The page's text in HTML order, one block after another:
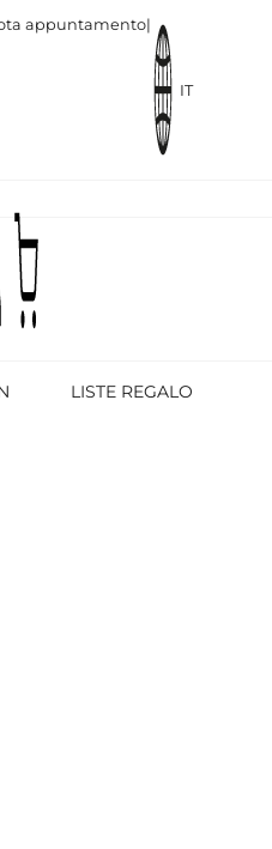
appuntamento|
IT
LISTE REGALO